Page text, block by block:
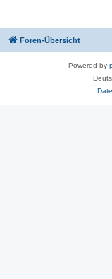
Foren-Übersicht
Powered by